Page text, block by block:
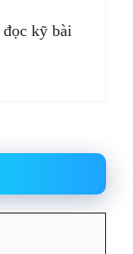
kỹ bài